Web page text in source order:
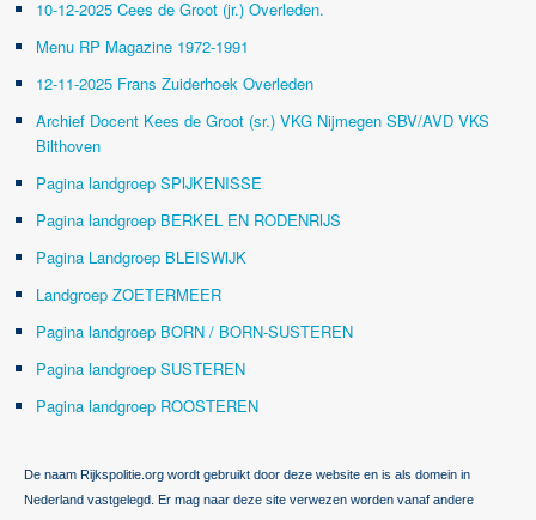
10-12-2025 Cees de Groot (jr.) Overleden.
Menu RP Magazine 1972-1991
12-11-2025 Frans Zuiderhoek Overleden
Archief Docent Kees de Groot (sr.) VKG Nijmegen SBV/AVD VKS
Bilthoven
Pagina landgroep SPIJKENISSE
Pagina landgroep BERKEL EN RODENRIJS
Pagina Landgroep BLEISWIJK
Landgroep ZOETERMEER
Pagina landgroep BORN / BORN-SUSTEREN
Pagina landgroep SUSTEREN
Pagina landgroep ROOSTEREN
De naam Rijkspolitie.org wordt gebruikt door deze website en is als domein in
Nederland vastgelegd. Er mag naar deze site verwezen worden vanaf andere